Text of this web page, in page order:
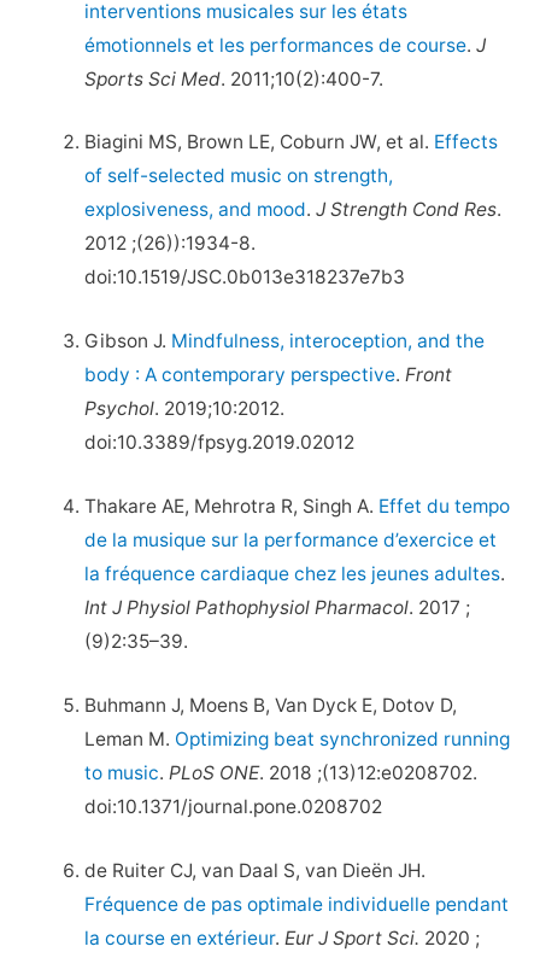
interventions musicales sur les états
émotionnels et les performances de course. J
Sports Sci Med. 2011;10(2):400-7.
Biagini MS, Brown LE, Coburn JW, et al. Effects
of self-selected music on strength,
explosiveness, and mood.J Strength Cond Res.
2012 ;(26)):1934-8.
doi:10.1519/JSC.0b013e318237e7b3
Gibson J. Mindfulness, interoception, and the
body : A contemporary perspective.Front
Psychol. 2019;10:2012.
doi:10.3389/fpsyg.2019.02012
Thakare AE, Mehrotra R, Singh A. Effet du tempo
de la musique sur la performance d’exercice et
la fréquence cardiaque chez les jeunes adultes.
Int J Physiol Pathophysiol Pharmacol. 2017 ;
(9)2:35–39.
Buhmann J, Moens B, Van Dyck E, Dotov D,
Leman M. Optimizing beat synchronized running
to music.PLoS ONE. 2018 ;(13)12:e0208702.
doi:10.1371/journal.pone.0208702
de Ruiter CJ, van Daal S, van Dieën JH.
Fréquence de pas optimale individuelle pendant
la course en extérieur. Eur J Sport Sci. 2020 ;